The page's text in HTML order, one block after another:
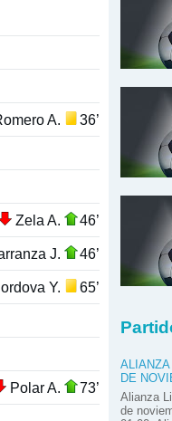
A. 36’
Zela A. 46’
J. 46’
Y. 65’
Polar A. 73’
DE
Alianza
de